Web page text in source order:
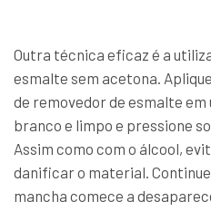
Outra técnica eficaz é a
esmalte sem acetona.
de removedor de esmalte
branco e limpo e pressione
Assim como com o álcool,
danificar o material.
mancha comece a